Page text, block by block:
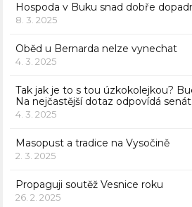
Hospoda v Buku snad dobře
8. 3. 2025
Oběd u Bernarda nelze vynechat
4. 3. 2025
Tak jak je to s tou úzkokolejkou?
Na nejčastější dotaz odpovídá
4. 3. 2025
Masopust a tradice na Vysočině
2. 3. 2025
Propaguji soutěž Vesnice roku
26. 2. 2025